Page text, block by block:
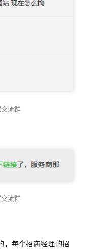
流群
流群
，每个招商经理的招